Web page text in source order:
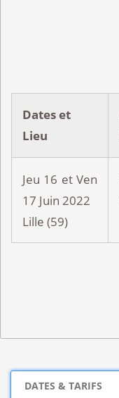
Dates et
Lieu
Jeu 16 et Ven
17 Juin 2022
Lille (59)